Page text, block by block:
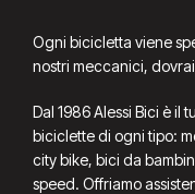
Ogni bicicletta viene
nostri meccanici,
Dal 1986 Alessi Bici è il
biciclette di ogni tipo:
city bike, bici da
speed. Offriamo